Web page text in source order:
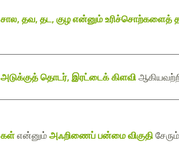
சால, தவ, தட, குழ என்னும் உரிச்சொற்களைத்
அடுக்குத் தொடர், இரட்டைக் கிளவி
கள்என்னும்அஃறிணைப் பன்மை விகுதி